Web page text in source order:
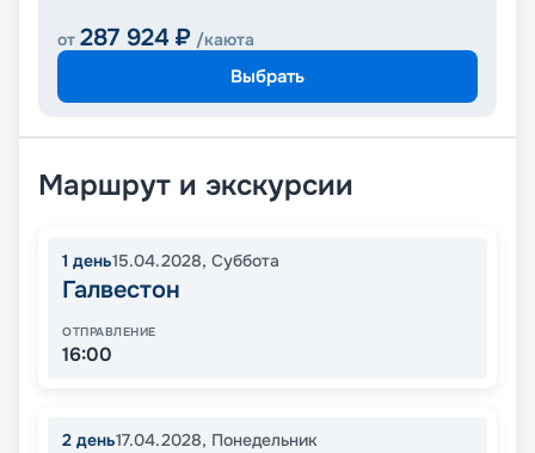
от 287 924 ₽ /каюта
Выбрать
Маршрут и экскурсии
1 день15.04.2028, Суббота
Галвестон
ОТПРАВЛЕНИЕ
16:00
2 день17.04.2028, Понедельник